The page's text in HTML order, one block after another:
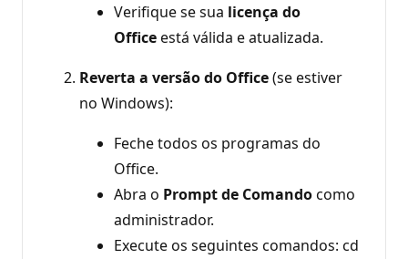
Verifique se sua licença do
Officeestá válida e atualizada.
Reverta a versão do Office(se estiver
no Windows):
Feche todos os programas do
Office.
Abra o Prompt de Comandocomo
administrador.
Execute os seguintes comandos: cd